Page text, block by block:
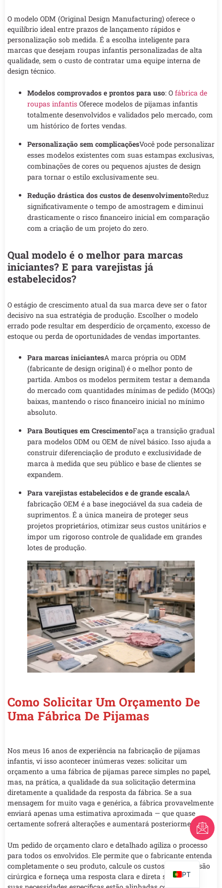
O modelo ODM (Original Design Manufacturing) oferece o
equilíbrio ideal entre prazos de lançamento rápidos e
personalização sob medida. É a escolha inteligente para
marcas que desejam roupas infantis personalizadas de alta
qualidade, sem o custo de contratar uma equipe interna de
design técnico.
Modelos comprovados e prontos para uso: O fábrica de
roupas infantis Oferece modelos de pijamas infantis
totalmente desenvolvidos e validados pelo mercado, com
um histórico de fortes vendas.
Personalização sem complicaçõesVocê pode personalizar
esses modelos existentes com suas estampas exclusivas,
combinações de cores ou pequenos ajustes de design
para tornar o estilo exclusivamente seu.
Redução drástica dos custos de desenvolvimentoReduz
significativamente o tempo de amostragem e diminui
drasticamente o risco financeiro inicial em comparação
com a criação de um projeto do zero.
Qual modelo é o melhor para marcas
iniciantes? E para varejistas já
estabelecidos?
O estágio de crescimento atual da sua marca deve ser o fator
decisivo na sua estratégia de produção. Escolher o modelo
errado pode resultar em desperdício de orçamento, excesso de
estoque ou perda de oportunidades de vendas importantes.
Para marcas iniciantesA marca própria ou ODM
(fabricante de design original) é o melhor ponto de
partida. Ambos os modelos permitem testar a demanda
do mercado com quantidades mínimas de pedido (MOQs)
baixas, mantendo o risco financeiro inicial no mínimo
absoluto.
Para Boutiques em CrescimentoFaça a transição gradual
para modelos ODM ou OEM de nível básico. Isso ajuda a
construir diferenciação de produto e exclusividade de
marca à medida que seu público e base de clientes se
expandem.
Para varejistas estabelecidos e de grande escalaA
fabricação OEM é a base inegociável da sua cadeia de
suprimentos. É a única maneira de proteger seus
projetos proprietários, otimizar seus custos unitários e
impor um rigoroso controle de qualidade em grandes
lotes de produção.
Como Solicitar Um Orçamento De
Uma Fábrica De Pijamas
Nos meus 16 anos de experiência na fabricação de pijamas
infantis, vi isso acontecer inúmeras vezes: solicitar um
orçamento a uma fábrica de pijamas parece simples no papel,
mas, na prática, a qualidade da sua solicitação determina
diretamente a qualidade da resposta da fábrica. Se a sua
mensagem for muito vaga e genérica, a fábrica provavelmente
enviará apenas uma estimativa aproximada — que quase
certamente sofrerá alterações e aumentará posteriormente.
Um pedido de orçamento claro e detalhado agiliza o processo
para todos os envolvidos. Ele permite que o fabricante entenda
completamente o seu produto, calcule os custos com precisão
cirúrgica e forneça uma resposta clara e direta sobre se as
PT
EN
FR